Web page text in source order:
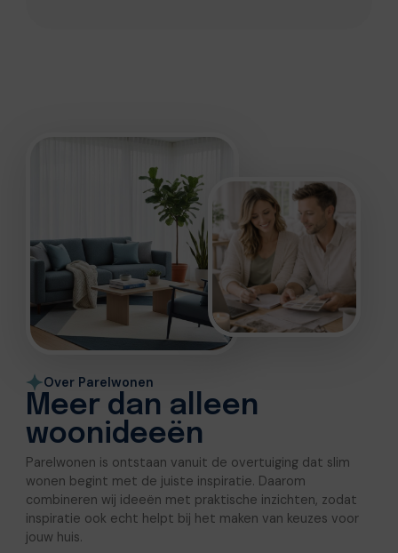
Over Parelwonen
Meer dan alleen
woonideeën
Parelwonen is ontstaan vanuit de overtuiging dat slim
wonen begint met de juiste inspiratie. Daarom
combineren wij ideeën met praktische inzichten, zodat
inspiratie ook echt helpt bij het maken van keuzes voor
jouw huis.